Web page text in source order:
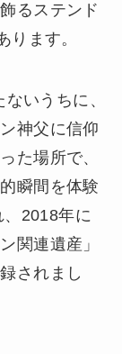
るステンド
ります。
いうちに、
神父に信仰
た場所で、
瞬間を体験
2018年に
関連遺産」
されまし